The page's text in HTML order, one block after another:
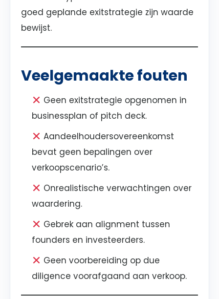
goed geplande exitstrategie zijn waarde
bewijst.
Veelgemaakte fouten
Geen exitstrategie opgenomen in
businessplan of pitch deck.
Aandeelhoudersovereenkomst
bevat geen bepalingen over
verkoopscenario’s.
Onrealistische verwachtingen over
waardering.
Gebrek aan alignment tussen
founders en investeerders.
Geen voorbereiding op due
diligence voorafgaand aan verkoop.